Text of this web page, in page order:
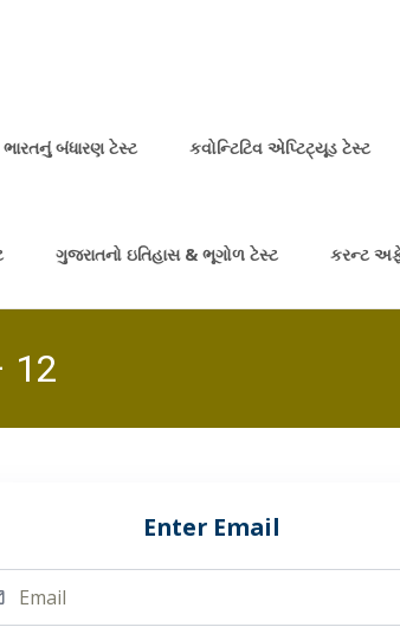
ભારતનું બંધારણ ટેસ્ટ કવોન્ટિટિવ એપ્ટિટ્યૂડ ટેસ્ટ
ગુજરાતનો ઇતિહાસ & ભૂગોળ ટેસ્ટ કરન્ટ
12
Enter Email